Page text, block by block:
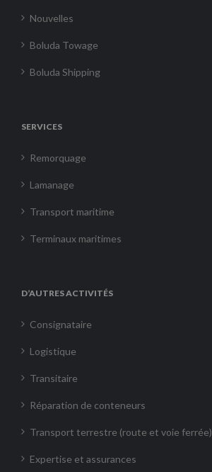
Nouvelles
Boluda Towage
Boluda Shipping
SERVICES
Remorquage
Lamanage
Transport maritime
Terminaux maritimes
D’AUTRES ACTIVITÉS
Consignataire
Logistique
Transitaire
Réparation de conteneurs
Transport terrestre (route et voie ferrée)
Expertise et assurances